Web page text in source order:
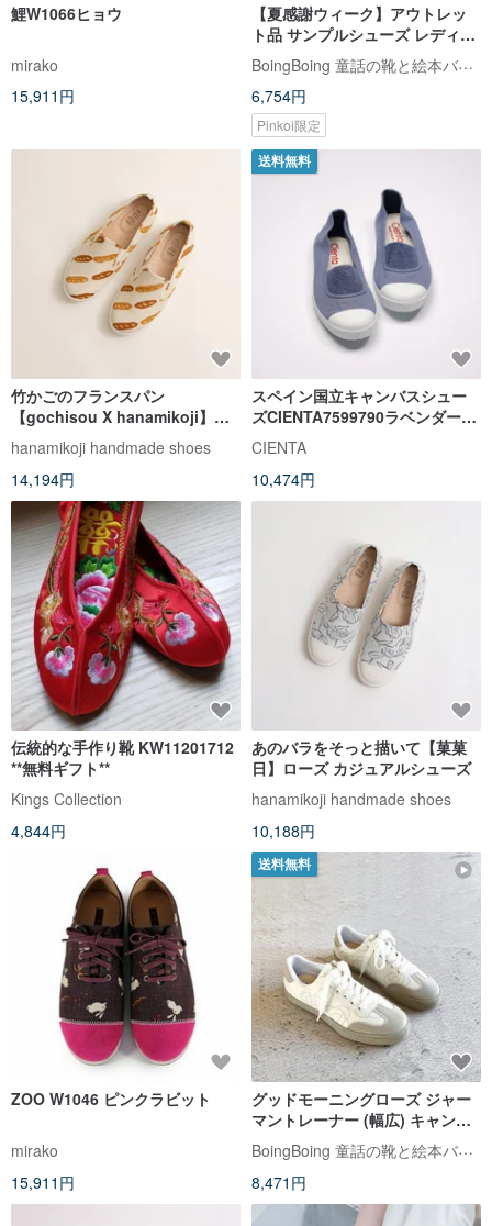
鯉W1066ヒョウ
mirako
15,911円
【夏感謝ウィーク】アウトレッ
ト品 サンプルシューズ レディー
スシューズ スリッポン 厚底シュ
ーズ ビルケンシュトックサンダ
ル
BoingBoing 童話の靴と絵本バッグ
6,754円
Pinkoi限定
竹かごのフランスパン
【gochisou X hanamikoji】バ
ゲットローファー
hanamikoji handmade shoes
14,194円
送料無料
スペイン国立キャンバスシュー
ズCIENTA7599790ラベンダーク
ラシックファブリックアダルト
CIENTA
10,474円
伝統的な手作り靴 KW11201712
**無料ギフト**
Kings Collection
4,844円
あのバラをそっと描いて【菓菓
日】ローズ カジュアルシューズ
hanamikoji handmade shoes
10,188円
ZOO W1046 ピンクラビット
mirako
15,911円
送料無料
グッドモーニングローズ ジャー
マントレーナー (幅広) キャンバ
スシューズ レースアップスニー
カー - ホワイト (Q 弾ソール) 台
湾製
BoingBoing 童話の靴と絵本バッグ
8,471円